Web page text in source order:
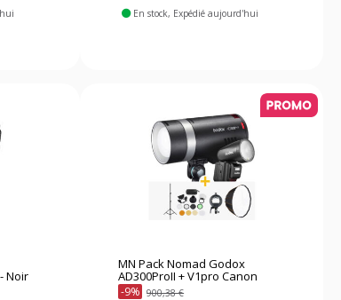
En stock, Expédié aujourd'hui
Noir
MN Pack Nomad Godox
AD300ProII + V1pro Canon
-9% 900,38 €